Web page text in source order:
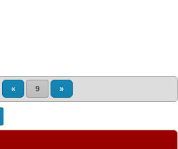
« 9 »